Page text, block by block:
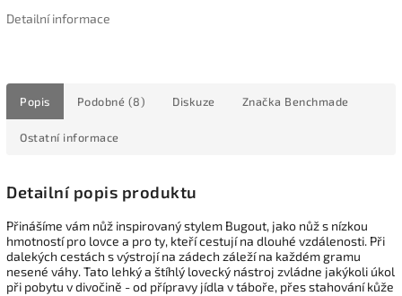
Detailní informace
Popis Podobné (8) Diskuze Značka Benchmade
Ostatní informace
Detailní popis produktu
Přinášíme vám nůž inspirovaný stylem Bugout, jako nůž s nízkou
hmotností pro lovce a pro ty, kteří cestují na dlouhé vzdálenosti. Při
dalekých cestách s výstrojí na zádech záleží na každém gramu
nesené váhy. Tato lehký a štíhlý lovecký nástroj zvládne jakýkoli úkol
při pobytu v divočině - od přípravy jídla v táboře, přes stahování kůže